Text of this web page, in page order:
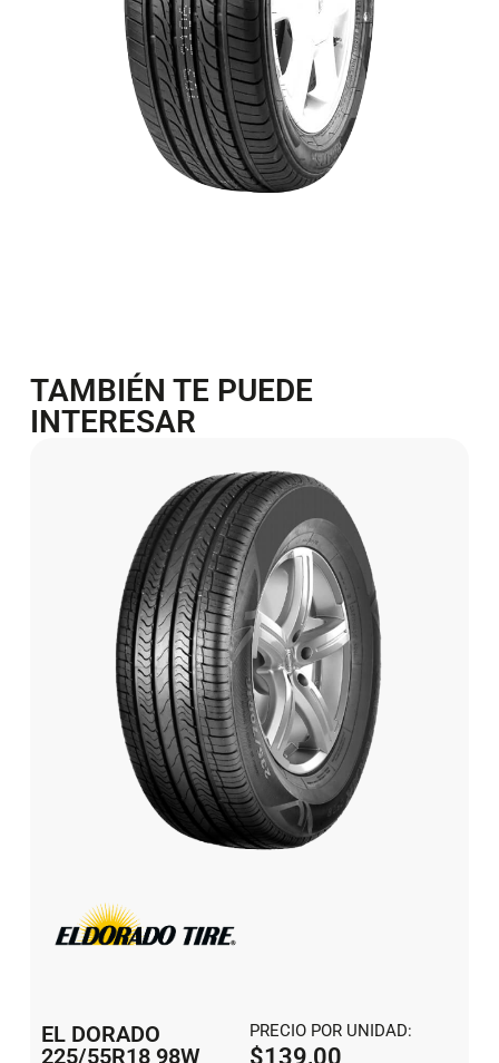
TAMBIÉN TE PUEDE
INTERESAR
EL DORADO
225/55R18 98W
PRECIO POR UNIDAD:
$139,00